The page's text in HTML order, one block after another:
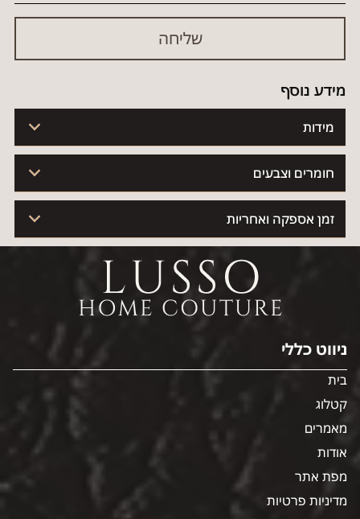
מידע נוסף
מידות
חומרים וצבעים
זמן אספקה ואחריות
ניווט כללי
בית
קטלוג
מאמרים
אודות
מפת אתר
מדיניות פרטיות